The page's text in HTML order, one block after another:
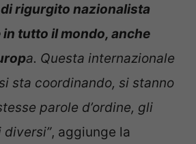
rigurgito nazionalista
tutto il mondo, anche
a. Questa internazionale
sta coordinando, si stanno
parole d’ordine, gli
diversi”, aggiunge la